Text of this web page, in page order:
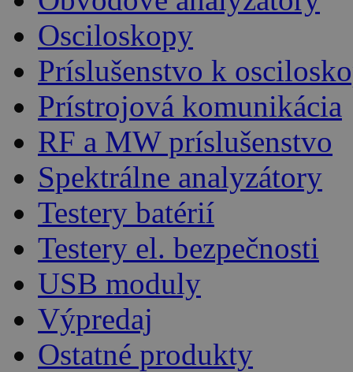
Osciloskopy
Príslušenstvo k
Prístrojová komunikácia
RF a MW príslušenstvo
Spektrálne analyzátory
Testery batérií
Testery el. bezpečnosti
USB moduly
Výpredaj
Ostatné produkty